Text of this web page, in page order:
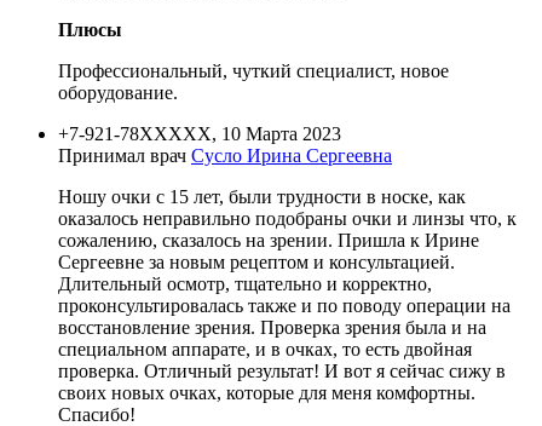
Плюсы
Профессиональный, чуткий специалист, новое
оборудование.
+7-921-78XXXXX, 10 Марта 2023
Принимал врач Сусло Ирина Сергеевна
Ношу очки с 15 лет, были трудности в носке, как
оказалось неправильно подобраны очки и линзы что, к
сожалению, сказалось на зрении. Пришла к Ирине
Сергеевне за новым рецептом и консультацией.
Длительный осмотр, тщательно и корректно,
проконсультировалась также и по поводу операции на
восстановление зрения. Проверка зрения была и на
специальном аппарате, и в очках, то есть двойная
проверка. Отличный результат! И вот я сейчас сижу в
своих новых очках, которые для меня комфортны.
Спасибо!